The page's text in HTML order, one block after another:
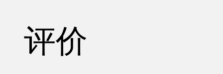
评价